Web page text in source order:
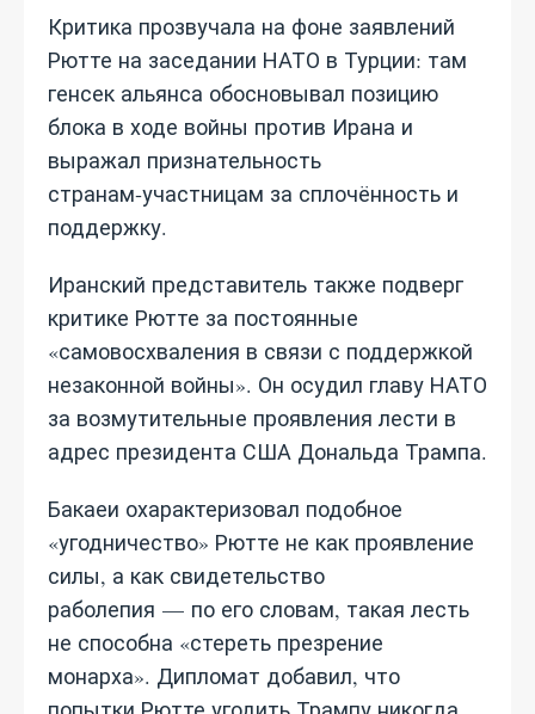
Критика прозвучала на фоне заявлений
Рютте на заседании НАТО в Турции: там
генсек альянса обосновывал позицию
блока в ходе войны против Ирана и
выражал признательность
странам‑участницам за сплочённость и
поддержку.
Иранский представитель также подверг
критике Рютте за постоянные
«самовосхваления в связи с поддержкой
незаконной войны». Он осудил главу НАТО
за возмутительные проявления лести в
адрес президента США Дональда Трампа.
Бакаеи охарактеризовал подобное
«угодничество» Рютте не как проявление
силы, а как свидетельство
раболепия — по его словам, такая лесть
не способна «стереть презрение
монарха». Дипломат добавил, что